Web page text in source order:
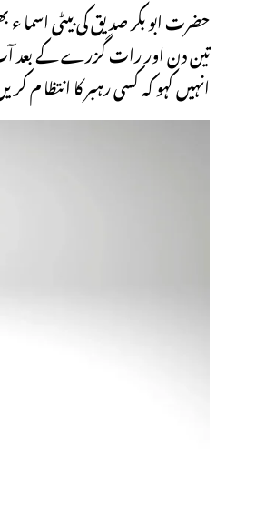
حضرت ابو بکر صدیق کی بیٹی اسما
تین دن اور رات گزرے کے بعد
انہیں کہو کہ کسی رہبر کا انتظا